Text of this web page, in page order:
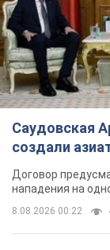
Саудовская
создали
Договор
нападения на
8.08.2026 00:22